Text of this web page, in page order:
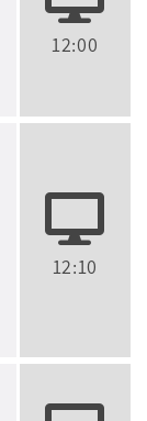
12:00
12:10